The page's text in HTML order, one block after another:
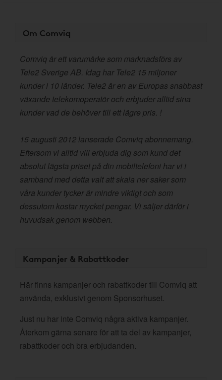
Om Comviq
Comviq är ett varumärke som marknadsförs av
Tele2 Sverige AB. Idag har Tele2 15 miljoner
kunder i 10 länder. Tele2 är en av Europas snabbast
växande telekomoperatör och erbjuder alltid sina
kunder vad de behöver till ett lägre pris. !
15 augusti 2012 lanserade Comviq abonnemang.
Eftersom vi alltid vill erbjuda dig som kund det
absolut lägsta priset på din mobiltelefoni har vi i
samband med detta valt att skala ner saker som
våra kunder tycker är mindre viktigt och som
dessutom kostar mycket pengar. Vi säljer därför i
huvudsak genom webben.
Kampanjer & Rabattkoder
Här finns kampanjer och rabattkoder till Comviq att
använda, exklusivt genom Sponsorhuset.
Just nu har inte Comviq några aktiva kampanjer.
Återkom gärna senare för att ta del av kampanjer,
rabattkoder och bra erbjudanden.